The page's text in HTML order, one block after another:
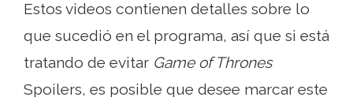
Estos videos contienen detalles sobre lo
que sucedió en el programa, así que si está
tratando de evitar Game of Thrones
Spoilers, es posible que desee marcar este